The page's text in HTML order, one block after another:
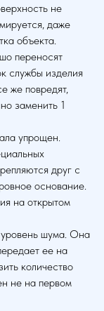
не
даже
объекта.
переносят
службы изделия
же повредят,
заменить 1
упрощен.
друг с
основание.
на открытом
уровень шума. Она
ее на
количество
не на первом